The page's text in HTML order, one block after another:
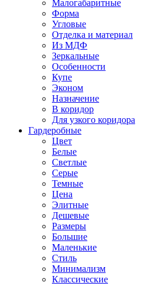
Малогабаритные
Форма
Угловые
Отделка и материал
Из МДФ
Зеркальные
Особенности
Купе
Эконом
Назначение
В коридор
Для узкого коридора
Гардеробные
Цвет
Белые
Светлые
Серые
Темные
Цена
Элитные
Дешевые
Размеры
Большие
Маленькие
Стиль
Минимализм
Классические